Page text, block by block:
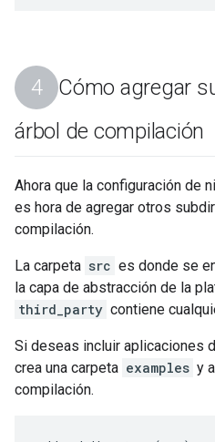
Cómo agregar
árbol de compilación
Ahora que la configuración de
es hora de agregar otros
compilación.
La carpeta src es donde se
la capa de abstracción de la
third_party contiene
Si deseas incluir aplicaciones
crea una carpeta examples y
compilación.